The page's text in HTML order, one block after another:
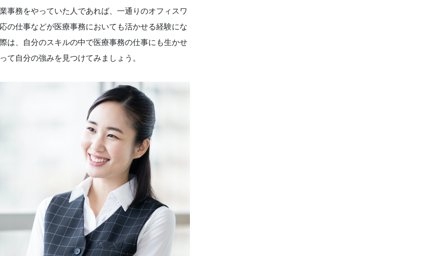
事務をやっていた人であれば、一通りのオフィスワ
の仕事などが医療事務においても活かせる経験にな
は、自分のスキルの中で医療事務の仕事にも生かせ
て自分の強みを見つけてみましょう。